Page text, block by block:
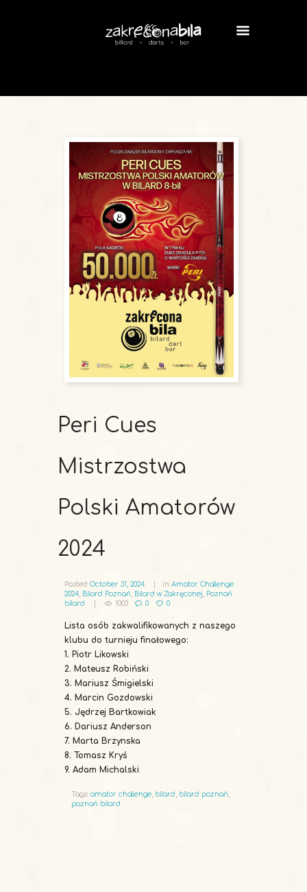
Peri Cues
Mistrzostwa
Polski Amatorów
2024
Posted October 31, 2024 in Amator Challenge
2024 Bilard Poznań Bilard w Zakręconej
Poznań
bilard
1003 0 0
Lista osób zakwalifikowanych z naszego
klubu do turnieju finałowego:
1. Piotr Likowski
2. Mateusz Robiński
3. Mariusz Śmigielski
4. Marcin Gozdowski
5. Jędrzej Bartkowiak
6. Dariusz Anderson
7. Marta Brzynska
8. Tomasz Kryś
9. Adam Michalski
Tags: amator challenge bilard bilard poznań
poznań bilard